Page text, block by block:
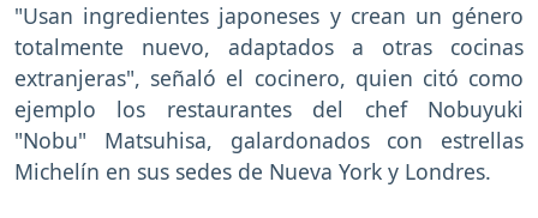
"Usan ingredientes japoneses y crean un género
totalmente nuevo, adaptados a otras cocinas
extranjeras", señaló el cocinero, quien citó como
ejemplo los restaurantes del chef Nobuyuki
"Nobu" Matsuhisa, galardonados con estrellas
Michelín en sus sedes de Nueva York y Londres.